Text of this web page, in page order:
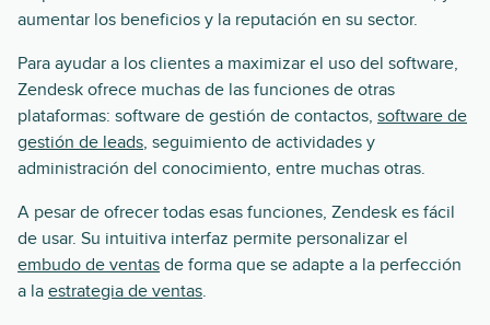
aumentar los beneficios y la reputación en su sector.
Para ayudar a los clientes a maximizar el uso del software,
Zendesk ofrece muchas de las funciones de otras
plataformas: software de gestión de contactos, software de
gestión de leads, seguimiento de actividades y
administración del conocimiento, entre muchas otras.
A pesar de ofrecer todas esas funciones, Zendesk es fácil
de usar. Su intuitiva interfaz permite personalizar el
embudo de ventas de forma que se adapte a la perfección
a la estrategia de ventas.